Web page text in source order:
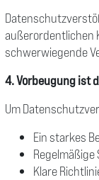
außerordentlichen
schwerwiegende
4. Vorbeugung ist
Um
Ein starkes
Klare